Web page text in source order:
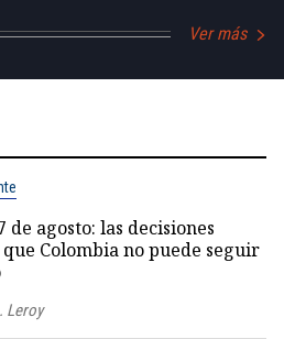
Ver más
de agosto: las decisiones
Colombia no puede seguir
Leroy